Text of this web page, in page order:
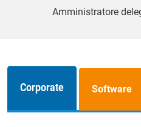
Amministratore
Corporate Software